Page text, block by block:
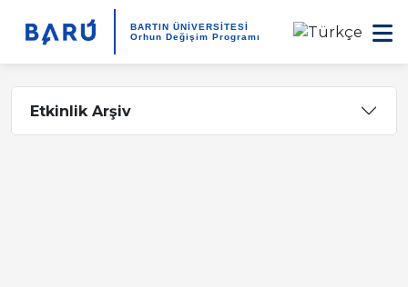
BARTIN ÜNİVERSİTESİ
Orhun Değişim Programı
Etkinlik Arşiv